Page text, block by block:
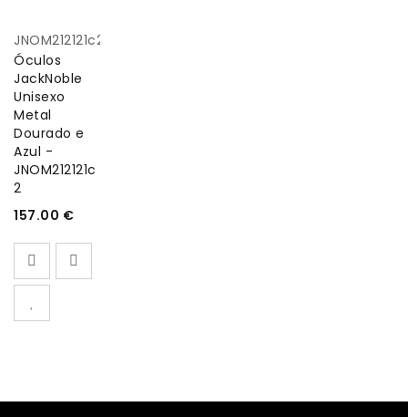
JNOM212121c2
Óculos
JackNoble
Unisexo
Metal
Dourado e
Azul -
JNOM212121c
2
157.00 €